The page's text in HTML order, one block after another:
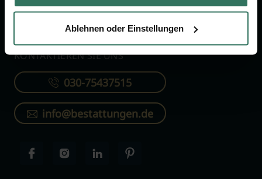
Ablehnen oder Einstellungen
KONTAKTIEREN SIE UNS
030-75437515
info@bestattungen.de